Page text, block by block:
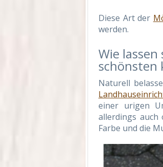
Diese Art der
werden.
Wie
schönsten
Naturell
einer urigen
allerdings auch
Farbe und die